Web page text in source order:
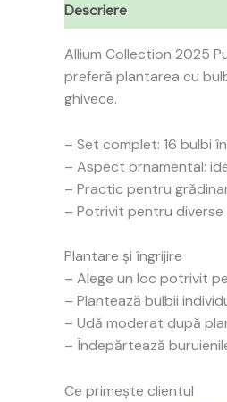
Descriere
Allium Collection 2025
preferă plantarea cu
ghivece.
– Set complet: 16 bulbi
– Aspect ornamental:
– Practic pentru
– Potrivit pentru diverse
Plantare și îngrijire
– Alege un loc potrivit
– Plantează bulbii
– Udă moderat după
– Îndepărtează
Ce primește clientul